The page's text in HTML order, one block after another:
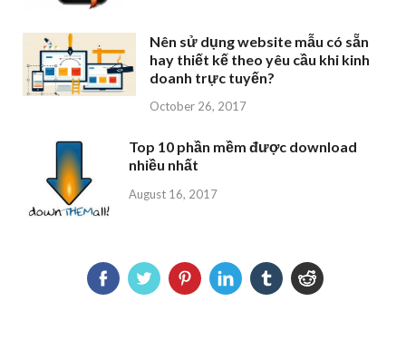
Nên sử dụng website mẫu có sẵn
hay thiết kế theo yêu cầu khi kinh
doanh trực tuyến?
October 26, 2017
Top 10 phần mềm được download
nhiều nhất
August 16, 2017